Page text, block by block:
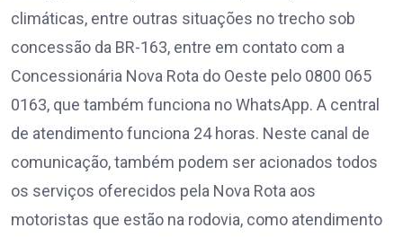
climáticas, entre outras situações no trecho sob
concessão da BR-163, entre em contato com a
Concessionária Nova Rota do Oeste pelo 0800 065
0163, que também funciona no WhatsApp. A central
de atendimento funciona 24 horas. Neste canal de
comunicação, também podem ser acionados todos
os serviços oferecidos pela Nova Rota aos
motoristas que estão na rodovia, como atendimento